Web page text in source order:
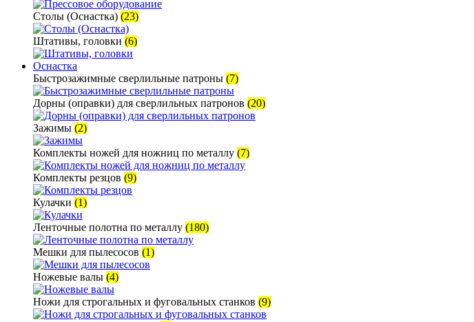
Столы (Оснастка) (23)
Штативы, головки (6)
Оснастка
Быстрозажимные сверлильные патроны (7)
Дорны (оправки) для сверлильных патронов (20)
Зажимы (2)
Комплекты ножей для ножниц по металлу (7)
Комплекты резцов (9)
Кулачки (1)
Ленточные полотна по металлу (180)
Мешки для пылесосов (1)
Ножевые валы (4)
Ножи для строгальных и фуговальных станков (9)